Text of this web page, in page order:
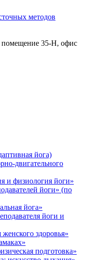
методов
35-Н, офис
йога)
двигательного
и физиология йоги»
йоги» (по
йога»
йоги и
здоровья»
подготовка»